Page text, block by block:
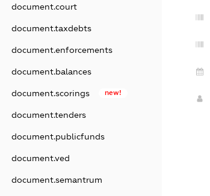
document.court
document.taxdebts
document.enforcements
document.balances
document.scorings new!
document.tenders
document.publicfunds
document.ved
document.semantrum